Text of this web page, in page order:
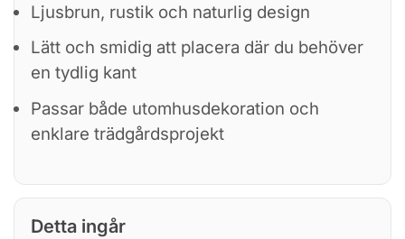
Ljusbrun, rustik och naturlig design
Lätt och smidig att placera där du behöver
en tydlig kant
Passar både utomhusdekoration och
enklare trädgårdsprojekt
Detta ingår